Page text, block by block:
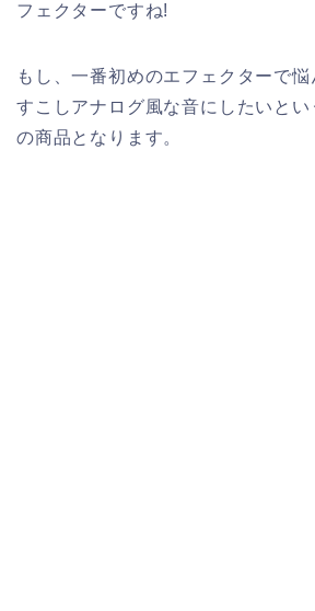
フェクターですね!
もし、一番初めのエフェクターで悩
すこしアナログ風な音にしたいと
の商品となります。